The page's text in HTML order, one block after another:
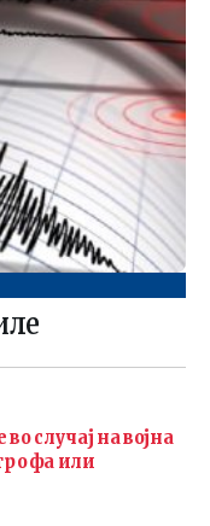
случај на војна
или